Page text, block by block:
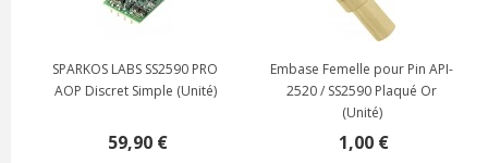
SPARKOS LABS SS2590 PRO
AOP Discret Simple (Unité)
59,90 €
Embase Femelle pour Pin API-
2520 / SS2590 Plaqué Or
(Unité)
1,00 €